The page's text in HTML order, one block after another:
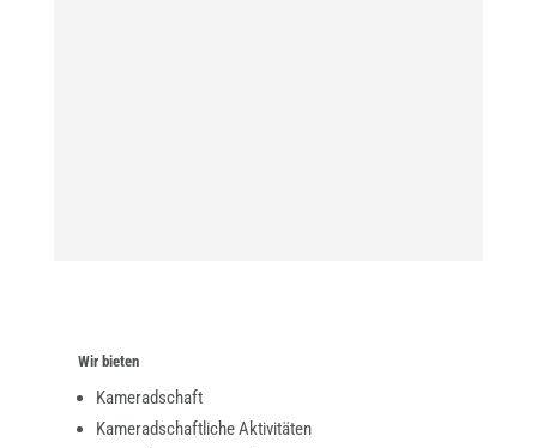
Wir bieten
Kameradschaft
Kameradschaftliche Aktivitäten